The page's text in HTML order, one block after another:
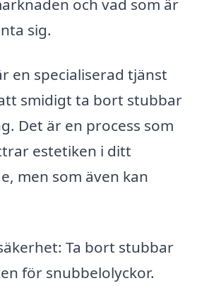
och vad som är
sig.
en specialiserad tjänst
smidigt ta bort stubbar
Det är en process som
estetiken i ditt
men som även kan
Ta bort stubbar
för snubbelolyckor.